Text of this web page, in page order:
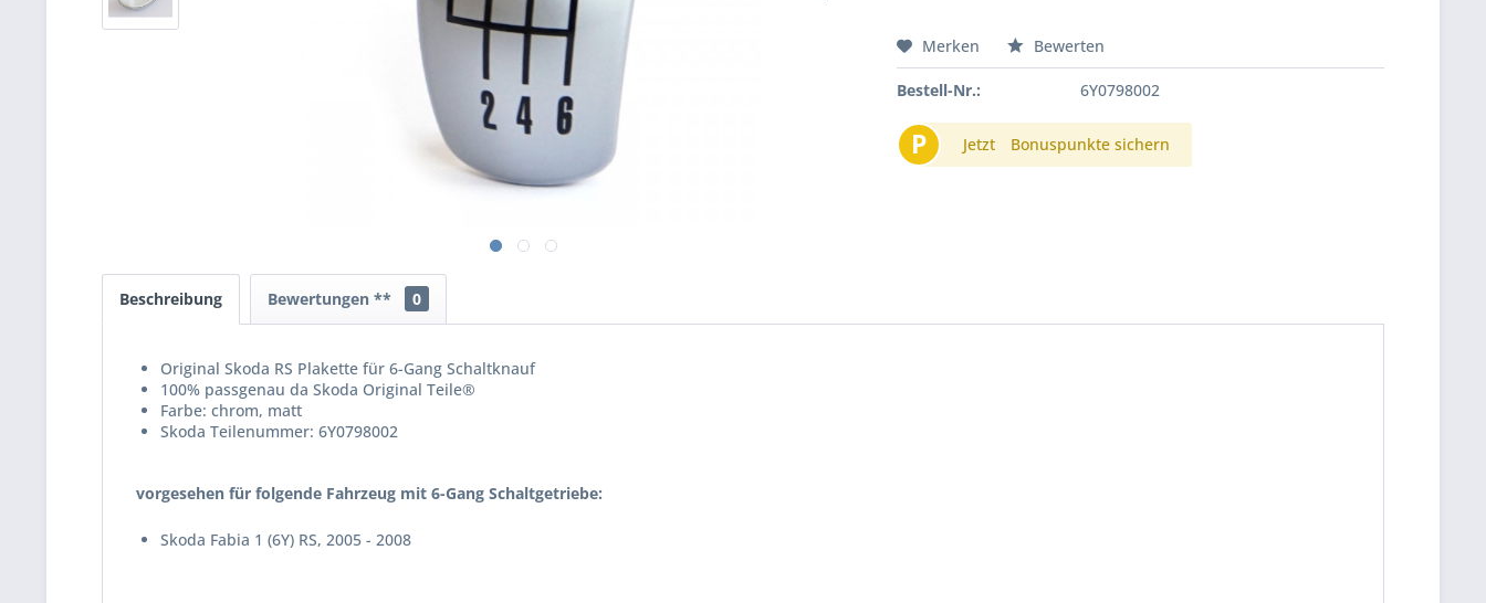
Merken Bewerten
Bestell-Nr.: 6Y0798002
P Jetzt Bonuspunkte sichern
Beschreibung Bewertungen ** 0
Original Skoda RS Plakette für 6-Gang Schaltknauf
100% passgenau da Skoda Original Teile®
Farbe: chrom, matt
Skoda Teilenummer: 6Y0798002
vorgesehen für folgende Fahrzeug mit 6-Gang Schaltgetriebe:
Skoda Fabia 1 (6Y) RS, 2005 - 2008